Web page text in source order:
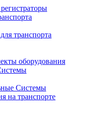
транспорта
оборудования
Системы
на транспорте